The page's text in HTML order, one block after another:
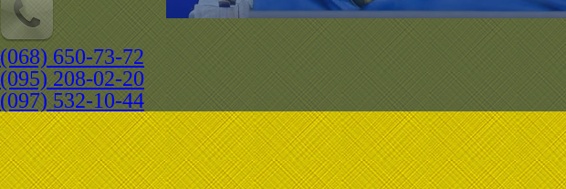
(068) 650-73-72
(095) 208-02-20
(097) 532-10-44